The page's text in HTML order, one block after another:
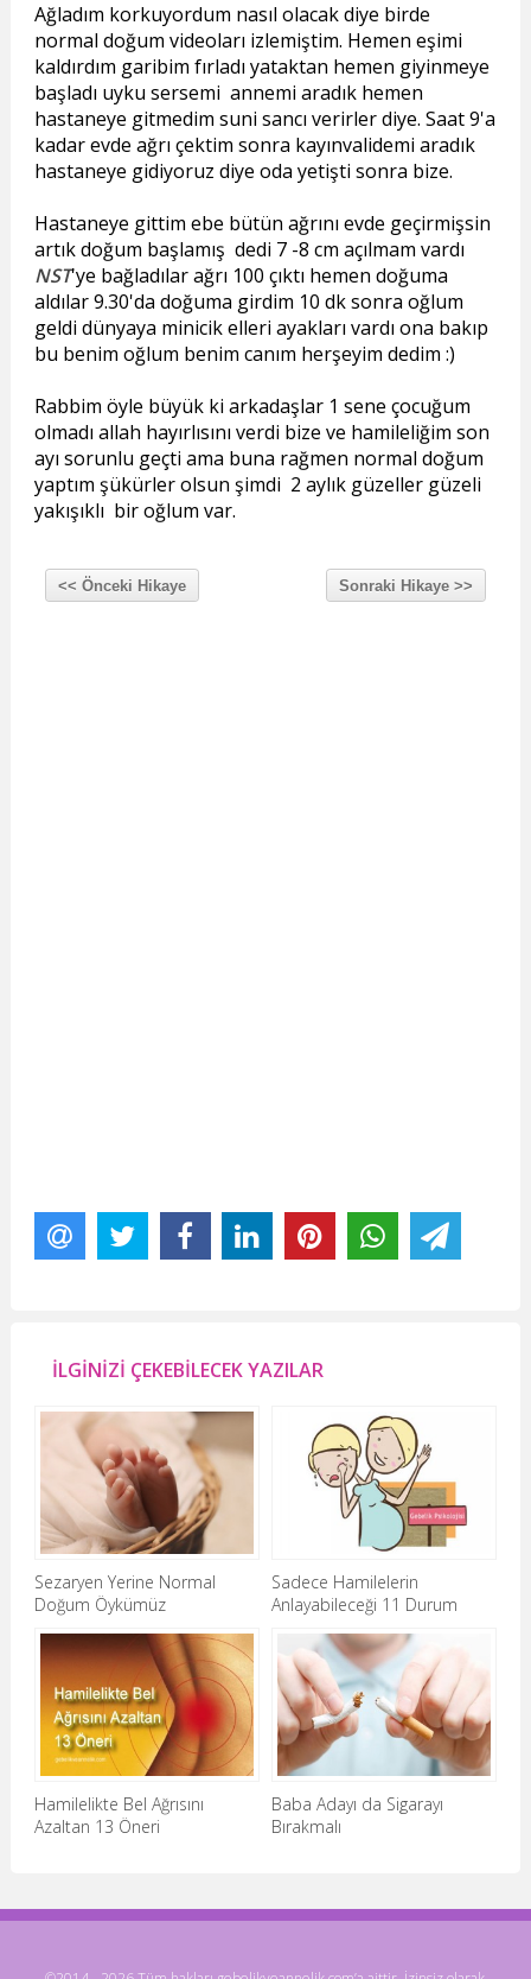
Ağladım korkuyordum nasıl olacak diye birde
normal doğum videoları izlemiştim. Hemen eşimi
kaldırdım garibim fırladı yataktan hemen giyinmeye
başladı uyku sersemi annemi aradık hemen
hastaneye gitmedim suni sancı verirler diye. Saat 9'a
kadar evde ağrı çektim sonra kayınvalidemi aradık
hastaneye gidiyoruz diye oda yetişti sonra bize.
Hastaneye gittim ebe bütün ağrını evde geçirmişsin
artık doğum başlamış dedi 7 -8 cm açılmam vardı
NST'ye bağladılar ağrı 100 çıktı hemen doğuma
aldılar 9.30'da doğuma girdim 10 dk sonra oğlum
geldi dünyaya minicik elleri ayakları vardı ona bakıp
bu benim oğlum benim canım herşeyim dedim :)
Rabbim öyle büyük ki arkadaşlar 1 sene çocuğum
olmadı allah hayırlısını verdi bize ve hamileliğim son
ayı sorunlu geçti ama buna rağmen normal doğum
yaptım şükürler olsun şimdi 2 aylık güzeller güzeli
yakışıklı bir oğlum var.
<< Önceki Hikaye Sonraki Hikaye >>
İLGİNİZİ ÇEKEBİLECEK YAZILAR
Sezaryen Yerine Normal
Doğum Öykümüz
Sadece Hamilelerin
Anlayabileceği 11 Durum
Hamilelikte Bel Ağrısını
Azaltan 13 Öneri
Baba Adayı da Sigarayı
Bırakmalı